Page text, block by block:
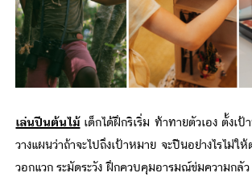
เล่นปีนต้นไม้เด็กได้ฝึกริเริ่ม ท้าทายตัวเอง ตั้งเป้
วางแผนว่าถ้าจะไปถึงเป้าหมาย จะปีนอย่างไรไม่ใ
วอกแวก ระมัดระวัง ฝึกควบคุมอารมณ์ข่มความกลัว